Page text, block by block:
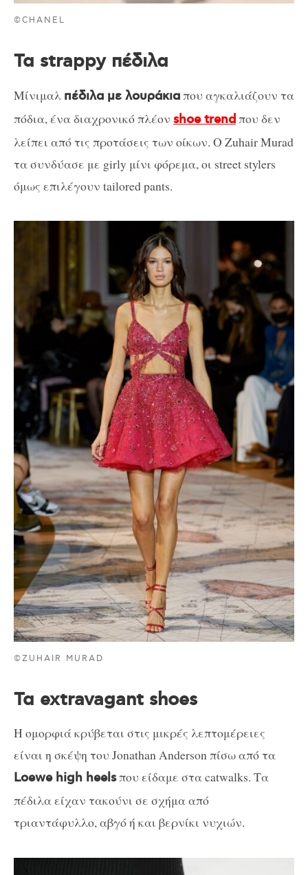
©CHANEL
Τα strappy πέδιλα
Μίνιμαλ πέδιλα με λουράκιαπου αγκαλιάζουν τα
πόδια, ένα διαχρονικό πλέον shoe trendπου δεν
λείπει από τις προτάσεις των οίκων. Ο Zuhair Murad
τα συνδύασε με girly μίνι φόρεμα, οι street stylers
όμως επιλέγουν tailored pants.
©ZUHAIR MURAD
Τα extravagant shoes
H ομορφιά κρύβεται στις μικρές λεπτομέρειες
είναι η σκέψη του Jonathan Anderson πίσω από τα
Loewe high heelsπου είδαμε στα catwalks. Τα
πέδιλα είχαν τακούνι σε σχήμα από
τριαντάφυλλο, αβγό ή και βερνίκι νυχιών.